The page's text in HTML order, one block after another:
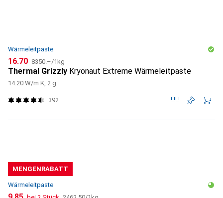
Wärmeleitpaste
CHF
16.70 CHF
8350.–/1kg
Thermal Grizzly Kryonaut Extreme Wärmeleitpaste
14.20 W/m K, 2 g
392
MENGENRABATT
Wärmeleitpaste
CHF